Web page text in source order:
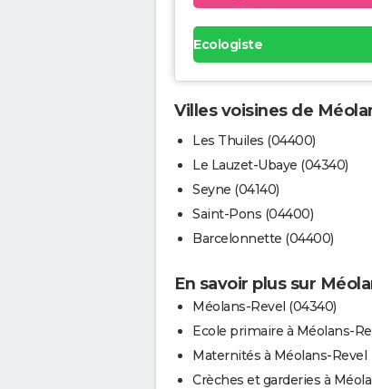
Ecologiste
Villes voisines de
Les Thuiles (04400)
Le Lauzet-Ubaye (04340)
Seyne (04140)
Saint-Pons (04400)
Barcelonnette (04400)
En savoir plus sur
Méolans-Revel (04340)
Ecole primaire à Méolans-
Maternités à Méolans-Revel
Crèches et garderies à